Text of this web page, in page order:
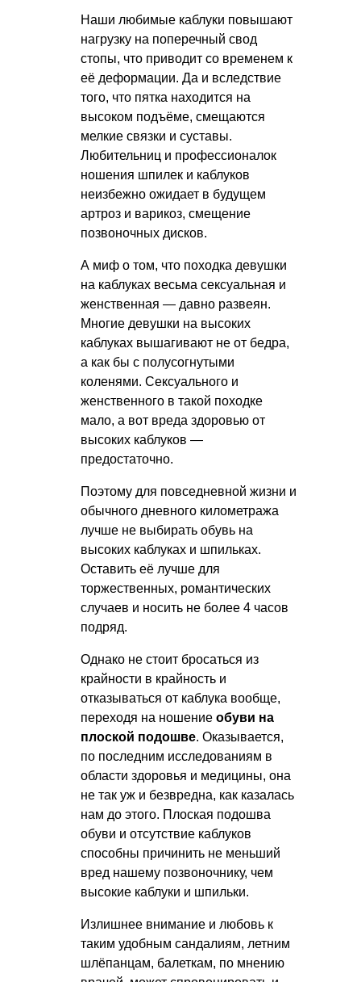
Наши любимые каблуки повышают
нагрузку на поперечный свод
стопы, что приводит со временем к
её деформации. Да и вследствие
того, что пятка находится на
высоком подъёме, смещаются
мелкие связки и суставы.
Любительниц и профессионалок
ношения шпилек и каблуков
неизбежно ожидает в будущем
артроз и варикоз, смещение
позвоночных дисков.
А миф о том, что походка девушки
на каблуках весьма сексуальная и
женственная — давно развеян.
Многие девушки на высоких
каблуках вышагивают не от бедра,
а как бы с полусогнутыми
коленями. Сексуального и
женственного в такой походке
мало, а вот вреда здоровью от
высоких каблуков —
предостаточно.
Поэтому для повседневной жизни и
обычного дневного километража
лучше не выбирать обувь на
высоких каблуках и шпильках.
Оставить её лучше для
торжественных, романтических
случаев и носить не более 4 часов
подряд.
Однако не стоит бросаться из
крайности в крайность и
отказываться от каблука вообще,
переходя на ношение обуви на
плоской подошве. Оказывается,
по последним исследованиям в
области здоровья и медицины, она
не так уж и безвредна, как казалась
нам до этого. Плоская подошва
обуви и отсутствие каблуков
способны причинить не меньший
вред нашему позвоночнику, чем
высокие каблуки и шпильки.
Излишнее внимание и любовь к
таким удобным сандалиям, летним
шлёпанцам, балеткам, по мнению